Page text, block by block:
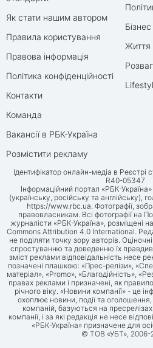
Як стати нашим автором
Правила користування
Правова інформація
Політика конфіденційності
Контакти
Команда
Вакансії в РБК-Україна
Розмістити рекламу
Бізнес
Життя
Ідентифікатор онлайн-медіа в Реєстрі
R40-05347
Інформаційний портал «РБК-
(українську, російську та англійську),
https://www.rbc.ua . Фотографії,
правовласникам. Всі фотографії на
журналісти «РБК-Україна», розміщені
Commons Attribution 4.0 International.
не поділяти точку зору авторів.
спростуванню та доведенню їх
зміст реклами відповідальність несе
позначені плашкою: «Прес-релізи»,
матеріал», «Promo», «Благодійність»,
правах реклами і призначені, як
річного віку. «Новини компанії» - це
охоплює новини, події та оголошення,
компаній, базуються на
компанії, і за які редакція не несе
«РБК-Україна» призначене для
© ТОВ «УБТ», 2006-